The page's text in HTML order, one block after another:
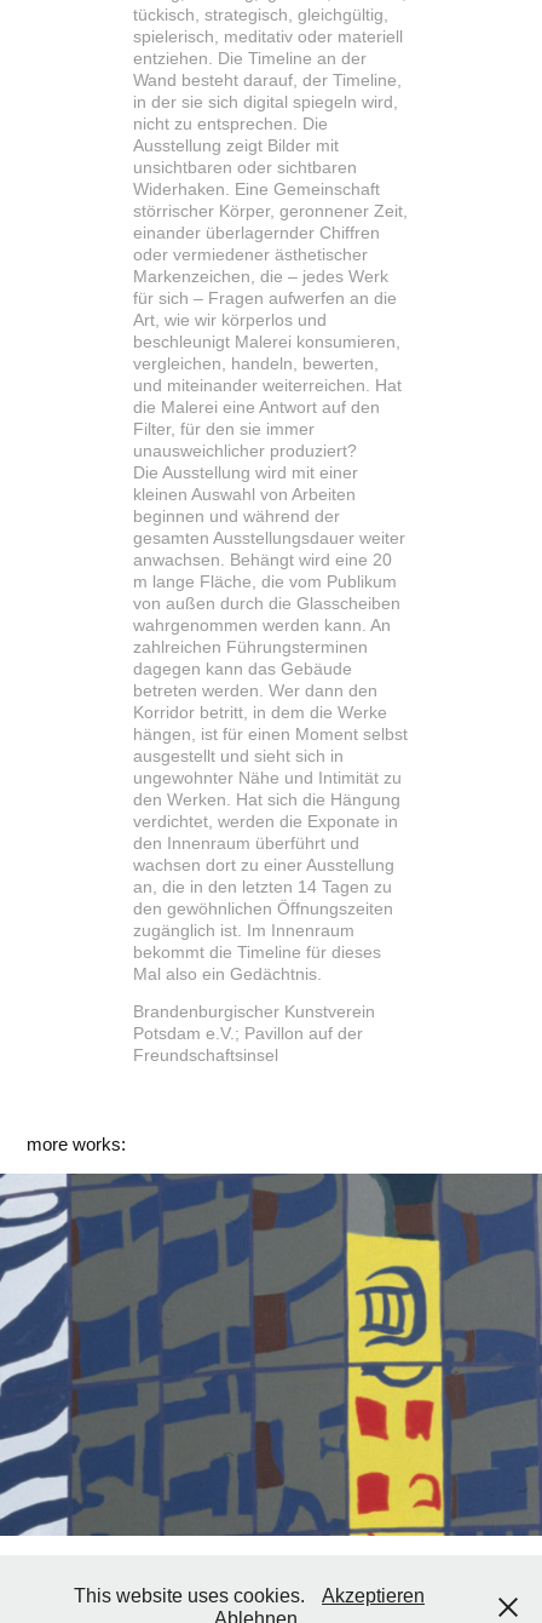
tückisch, strategisch, gleichgültig,
spielerisch, meditativ oder materiell
entziehen. Die Timeline an der
Wand besteht darauf, der Timeline,
in der sie sich digital spiegeln wird,
nicht zu entsprechen. Die
Ausstellung zeigt Bilder mit
unsichtbaren oder sichtbaren
Widerhaken. Eine Gemeinschaft
störrischer Körper, geronnener Zeit,
einander überlagernder Chiffren
oder vermiedener ästhetischer
Markenzeichen, die – jedes Werk
für sich – Fragen aufwerfen an die
Art, wie wir körperlos und
beschleunigt Malerei konsumieren,
vergleichen, handeln, bewerten,
und miteinander weiterreichen. Hat
die Malerei eine Antwort auf den
Filter, für den sie immer
unausweichlicher produziert?
Die Ausstellung wird mit einer
kleinen Auswahl von Arbeiten
beginnen und während der
gesamten Ausstellungsdauer weiter
anwachsen. Behängt wird eine 20
m lange Fläche, die vom Publikum
von außen durch die Glasscheiben
wahrgenommen werden kann. An
zahlreichen Führungsterminen
dagegen kann das Gebäude
betreten werden. Wer dann den
Korridor betritt, in dem die Werke
hängen, ist für einen Moment selbst
ausgestellt und sieht sich in
ungewohnter Nähe und Intimität zu
den Werken. Hat sich die Hängung
verdichtet, werden die Exponate in
den Innenraum überführt und
wachsen dort zu einer Ausstellung
an, die in den letzten 14 Tagen zu
den gewöhnlichen Öffnungszeiten
zugänglich ist. Im Innenraum
bekommt die Timeline für dieses
Mal also ein Gedächtnis.
Brandenburgischer Kunstverein
Potsdam e.V.; Pavillon auf der
Freundschaftsinsel
more works:
Malerei
2000
© Eva-Maria Wilde 2023
This website uses cookies.
Akzeptieren
Ablehnen